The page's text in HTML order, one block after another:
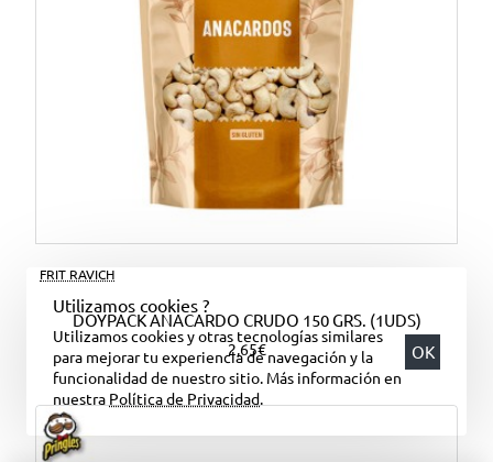
Utilizamos cookies ?
Utilizamos cookies y otras tecnologías similares
para mejorar tu experiencia de navegación y la
funcionalidad de nuestro sitio. Más información en
nuestra Política de Privacidad.
OK
FRIT RAVICH
DOYPACK ANACARDO CRUDO 150 GRS. (1UDS)
2,65€